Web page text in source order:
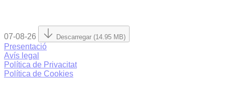
07-08-26 Descarregar (14.95 MB)
Presentació
Avís legal
Política de Privacitat
Política de Cookies